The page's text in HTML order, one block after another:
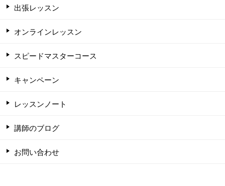
出張レッスン
オンラインレッスン
スピードマスターコース
キャンペーン
レッスンノート
講師のブログ
お問い合わせ